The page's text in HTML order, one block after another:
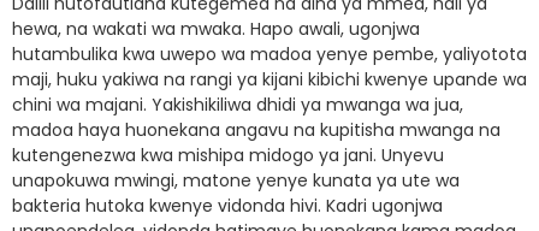
hewa, na wakati wa mwaka. Hapo awali, ugonjwa
hutambulika kwa uwepo wa madoa yenye pembe, yaliyotota
maji, huku yakiwa na rangi ya kijani kibichi kwenye upande wa
chini wa majani. Yakishikiliwa dhidi ya mwanga wa jua,
madoa haya huonekana angavu na kupitisha mwanga na
kutengenezwa kwa mishipa midogo ya jani. Unyevu
unapokuwa mwingi, matone yenye kunata ya ute wa
bakteria hutoka kwenye vidonda hivi. Kadri ugonjwa